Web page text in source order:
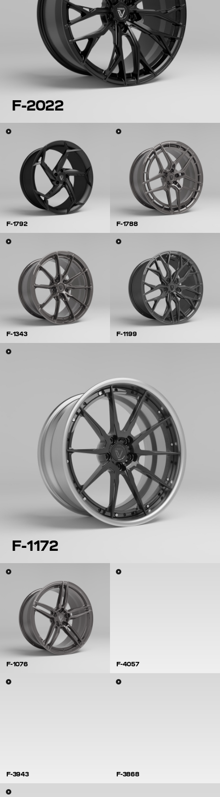
F-2022
F-1792 F-1788
F-1343 F-1199
F-1172
F-1076 F-4057
F-3943 F-3868